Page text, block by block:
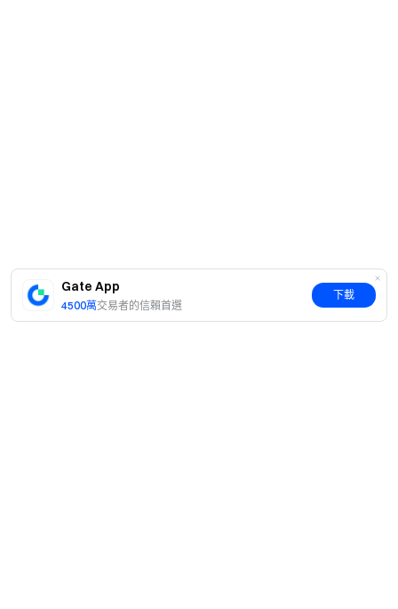
Gate App
4500萬交易者的信賴首選
下載